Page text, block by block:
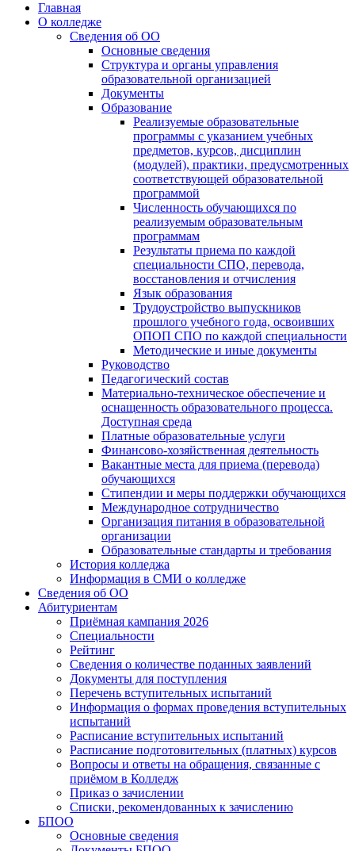
Главная
О колледже
Сведения об ОО
Основные сведения
Структура и органы управления
образовательной организацией
Документы
Образование
Реализуемые образовательные
программы с указанием учебных
предметов, курсов, дисциплин
(модулей), практики, предусмотренных
соответствующей образовательной
программой
Численность обучающихся по
реализуемым образовательным
программам
Результаты приема по каждой
специальности СПО, перевода,
восстановления и отчисления
Язык образования
Трудоустройство выпускников
прошлого учебного года, освоивших
ОПОП СПО по каждой специальности
Методические и иные документы
Руководство
Педагогический состав
Материально-техническое обеспечение и
оснащенность образовательного процесса.
Доступная среда
Платные образовательные услуги
Финансово-хозяйственная деятельность
Вакантные места для приема (перевода)
обучающихся
Стипендии и меры поддержки обучающихся
Международное сотрудничество
Организация питания в образовательной
организации
Образовательные стандарты и требования
История колледжа
Информация в СМИ о колледже
Сведения об ОО
Абитуриентам
Приёмная кампания 2026
Специальности
Рейтинг
Сведения о количестве поданных заявлений
Документы для поступления
Перечень вступительных испытаний
Информация о формах проведения вступительных
испытаний
Расписание вступительных испытаний
Расписание подготовительных (платных) курсов
Вопросы и ответы на обращения, связанные с
приёмом в Колледж
Приказ о зачислении
Списки, рекомендованных к зачислению
БПОО
Основные сведения